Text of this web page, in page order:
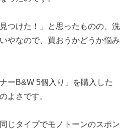
つけた！」と思ったものの、洗
やなので、買おうかどうか悩み
ーB&W 5個入り」を購入した
よさです。
じタイプでモノトーンのスポン